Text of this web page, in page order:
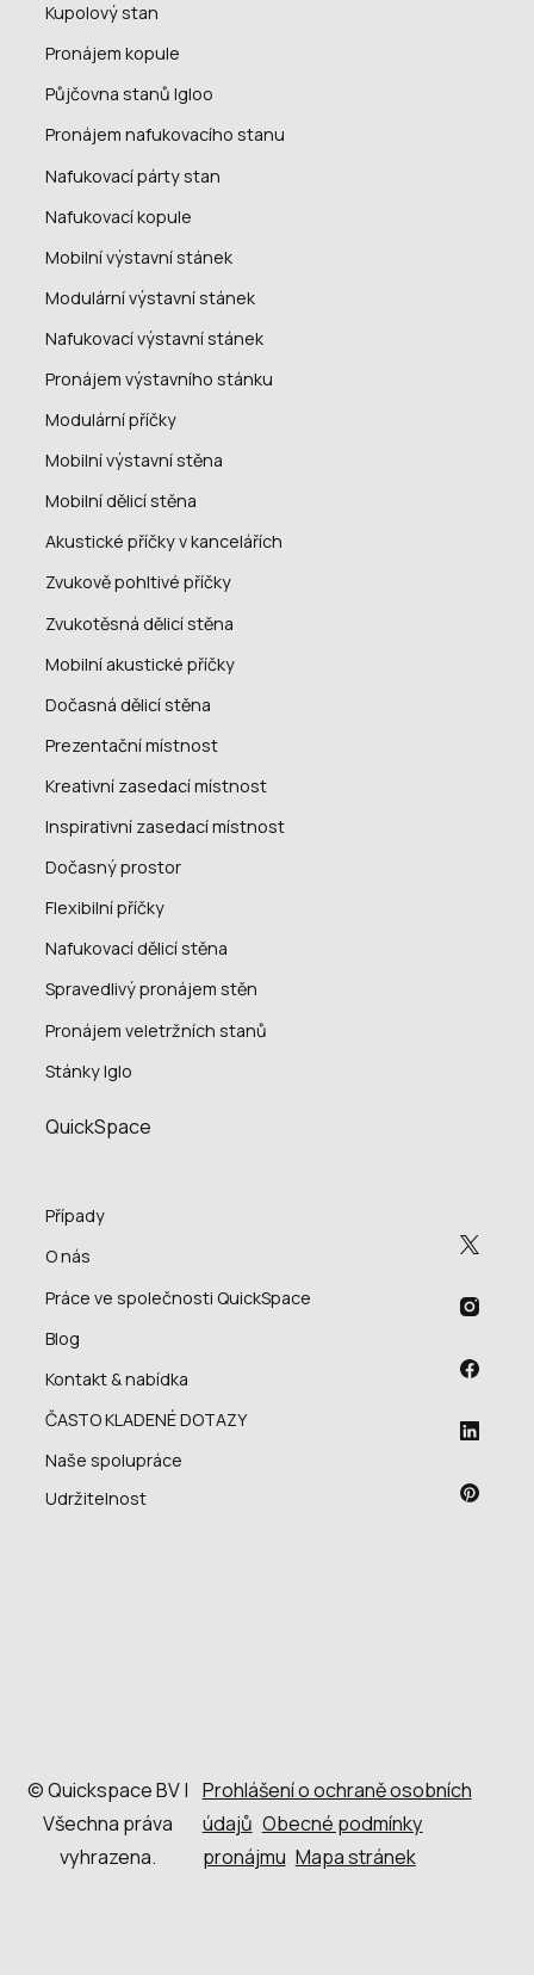
QuickSpace
Případy
O nás
Práce ve společnosti QuickSpace
Blog
Kontakt & nabídka
ČASTO KLADENÉ DOTAZY
Naše spolupráce
Udržitelnost
Kupolový stan
Pronájem kopule
Půjčovna stanů Igloo
Pronájem nafukovacího stanu
Nafukovací párty stan
Nafukovací kopule
Mobilní výstavní stánek
Modulární výstavní stánek
Nafukovací výstavní stánek
Pronájem výstavního stánku
Modulární příčky
Mobilní výstavní stěna
Mobilní dělicí stěna
Akustické příčky v kancelářích
Zvukově pohltivé příčky
Zvukotěsná dělicí stěna
Mobilní akustické příčky
Dočasná dělicí stěna
Prezentační místnost
Kreativní zasedací místnost
Inspirativní zasedací místnost
Dočasný prostor
Flexibilní příčky
Nafukovací dělicí stěna
Spravedlivý pronájem stěn
Pronájem veletržních stanů
Stánky Iglo
© Quickspace BV |
Všechna práva
vyhrazena.
Prohlášení o ochraně osobních
údajů Obecné podmínky
pronájmu Mapa stránek